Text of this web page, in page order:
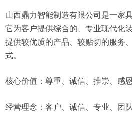
山西鼎力智能制造有限公司是一家
它为客户提供综合的、专业现代化
提供较优质的产品、较贴切的服务
式。
核心价值：尊重、诚信、推崇、感
经营理念：客户、诚信、专业、团